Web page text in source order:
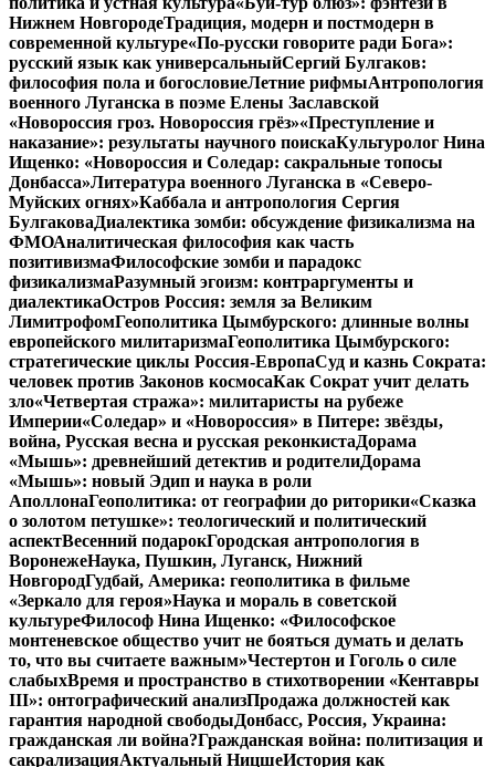
Нижнем НовгородеТрадиция, модерн и постмодерн в
современной культуре«По-русски говорите ради Бога»:
русский язык как универсальныйСергий Булгаков:
философия пола и богословиеЛетние рифмыАнтропология
военного Луганска в поэме Елены Заславской
«Новороссия гроз. Новороссия грёз»«Преступление и
наказание»: результаты научного поискаКультуролог Нина
Ищенко: «Новороссия и Соледар: сакральные топосы
Донбасса»Литература военного Луганска в «Северо-
Муйских огнях»Каббала и антропология Сергия
БулгаковаДиалектика зомби: обсуждение физикализма на
ФМОАналитическая философия как часть
позитивизмаФилософские зомби и парадокс
физикализмаРазумный эгоизм: контраргументы и
диалектикаОстров Россия: земля за Великим
ЛимитрофомГеополитика Цымбурского: длинные волны
европейского милитаризмаГеополитика Цымбурского:
стратегические циклы Россия-ЕвропаСуд и казнь Сократа:
человек против Законов космосаКак Сократ учит делать
зло«Четвертая стража»: милитаристы на рубеже
Империи«Соледар» и «Новороссия» в Питере: звёзды,
война, Русская весна и русская реконкистаДорама
«Мышь»: древнейший детектив и родителиДорама
«Мышь»: новый Эдип и наука в роли
АполлонаГеополитика: от географии до риторики«Сказка
о золотом петушке»: теологический и политический
аспектВесенний подарокГородская антропология в
ВоронежеНаука, Пушкин, Луганск, Нижний
НовгородГудбай, Америка: геополитика в фильме
«Зеркало для героя»Наука и мораль в советской
культуреФилософ Нина Ищенко: «Философское
монтеневское общество учит не бояться думать и делать
то, что вы считаете важным»Честертон и Гоголь о силе
слабыхВремя и пространство в стихотворении «Кентавры
III»: онтографический анализПродажа должностей как
гарантия народной свободыДонбасс, Россия, Украина:
гражданская ли война?Гражданская война: политизация и
сакрализацияАктуальный НицшеИстория как